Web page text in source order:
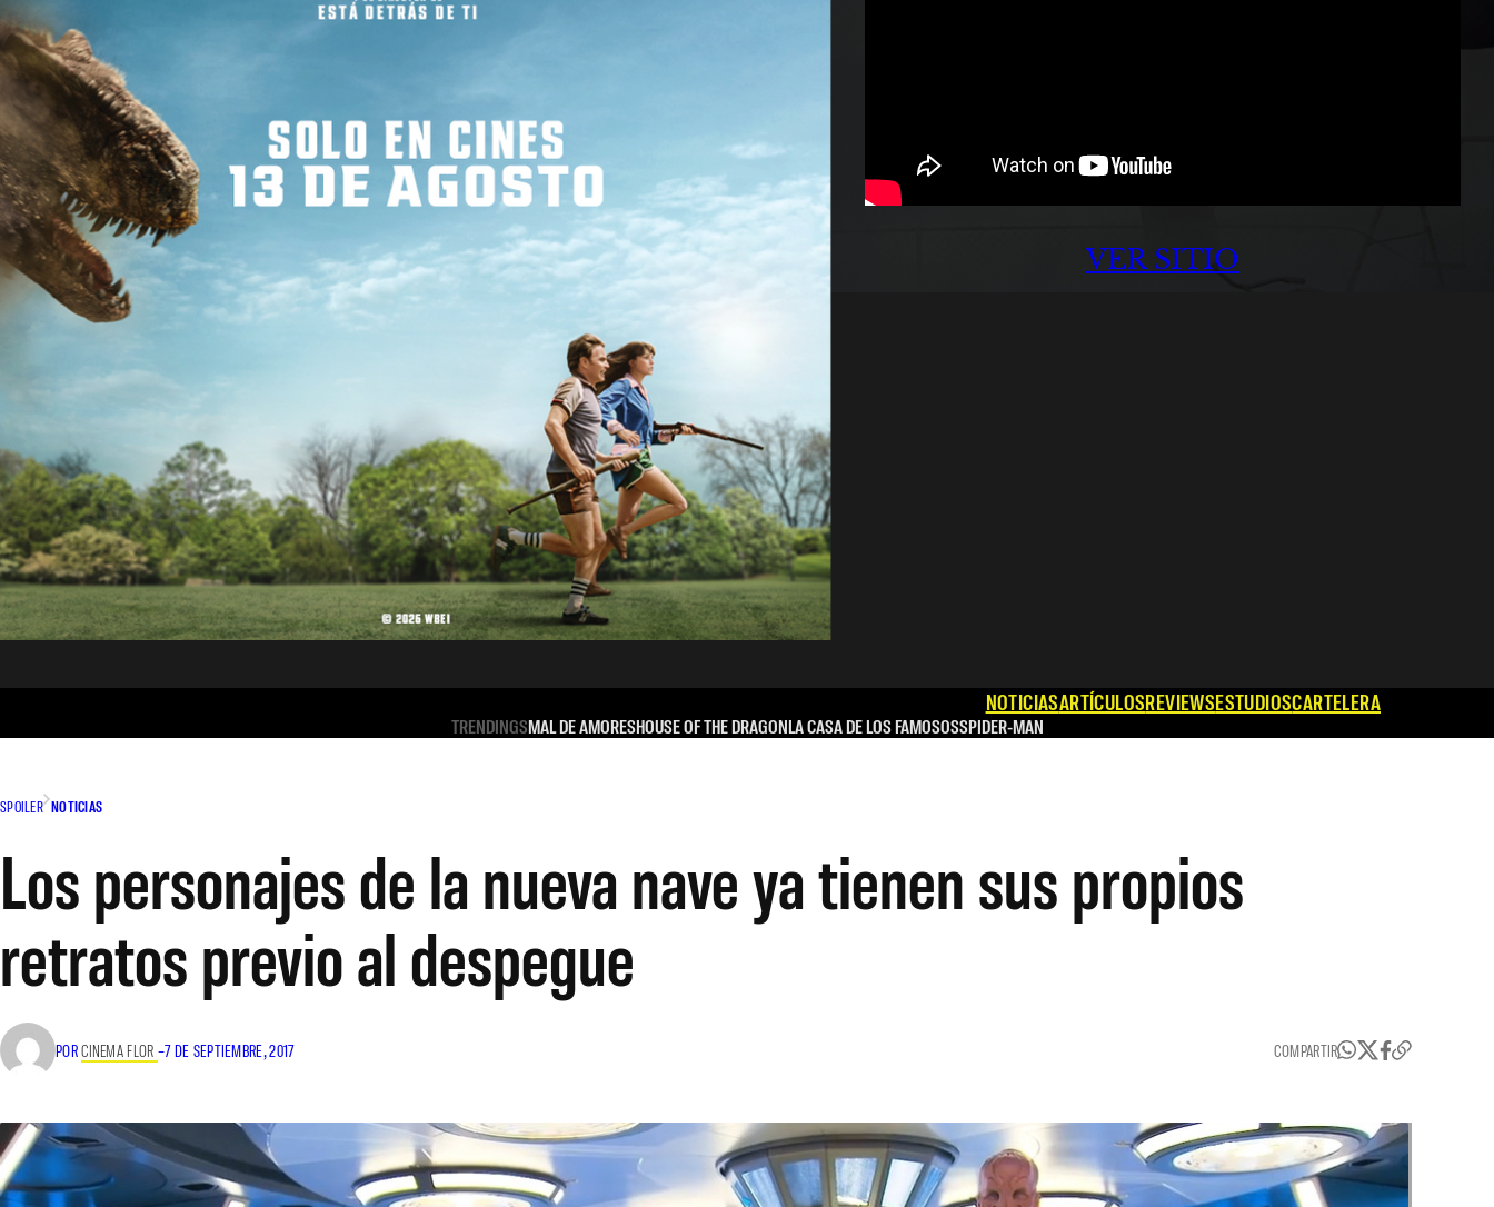
VER SITIO
NOTICIASARTÍCULOSREVIEWSESTUDIOSCARTELERA
TRENDINGSMAL DE AMORESHOUSE OF THE DRAGONLA CASA DE LOS FAMOSOSSPIDER-MAN
SPOILER NOTICIAS
Los personajes de la nueva nave ya tienen sus propios
retratos previo al despegue
PORCINEMA FLOR –7 DE SEPTIEMBRE, 2017 COMPARTIR